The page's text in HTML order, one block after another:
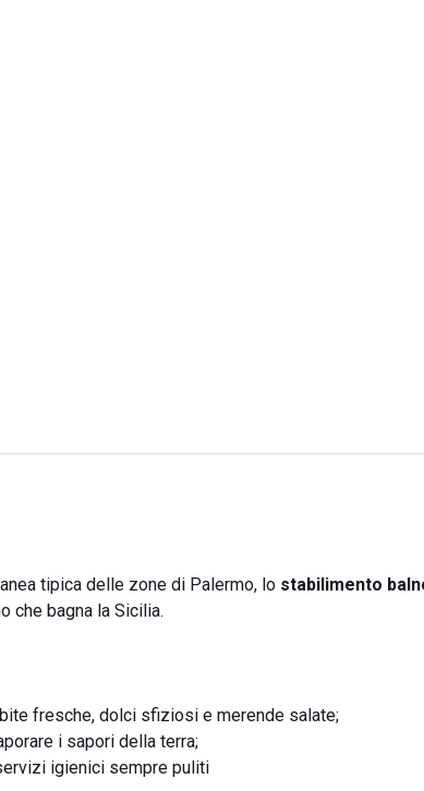
tipica delle zone di Palermo, lo stabilimento
che bagna la Sicilia.
fresche, dolci sfiziosi e merende salate;
i sapori della terra;
igienici sempre puliti